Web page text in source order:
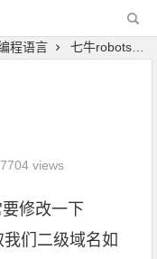
程语言 七牛robots正确写法
7704 views
修改一下
们二级域名如